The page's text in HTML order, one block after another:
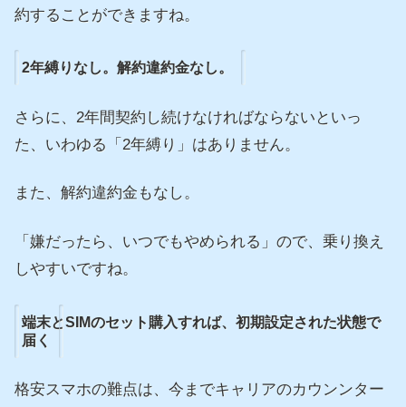
約することができますね。
2年縛りなし。解約違約金なし。
さらに、2年間契約し続けなければならないといっ
た、いわゆる「2年縛り」はありません。
また、解約違約金もなし。
「嫌だったら、いつでもやめられる」ので、乗り換え
しやすいですね。
端末とSIMのセット購入すれば、初期設定された状態で
届く
格安スマホの難点は、今までキャリアのカウンンター